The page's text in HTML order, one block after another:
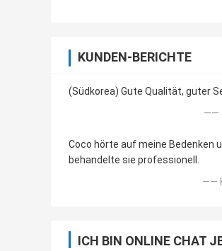
KUNDEN-BERICHTE
(Südkorea) Gute Qualität, guter
——
Coco hörte auf meine Bedenken
behandelte sie professionell.
——
ICH BIN ONLINE CHAT